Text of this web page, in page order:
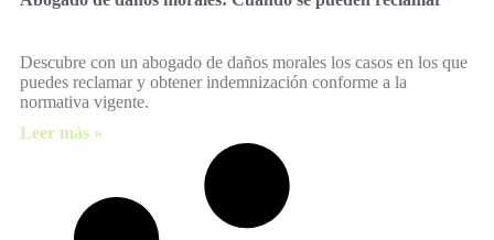
Descubre con un abogado de daños morales los casos en los que
puedes reclamar y obtener indemnización conforme a la
normativa vigente.
Leer más »